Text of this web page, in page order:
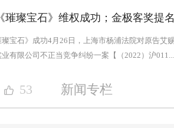
璀璨宝石》维权成功；金极客奖提
宝石》成功4月26日，上海市杨浦法院对原告艾
有限公司不正当竞争纠纷一案【（2022）沪011...
53 新闻专栏